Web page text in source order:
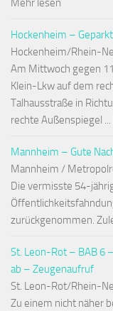
Mehr lesen
Hockenheim –
Hockenheim/Rhein-
Am Mittwoch gegen
Klein-Lkw auf dem
Talhausstraße in
rechte Außenspiegel
Mannheim – Gute
Mannheim /
Die vermisste 54-
zurückgenommen.
St. Leon-Rot – BAB 6
ab – Zeugenaufruf
St. Leon-Rot/Rhein-
Zu einem nicht näher